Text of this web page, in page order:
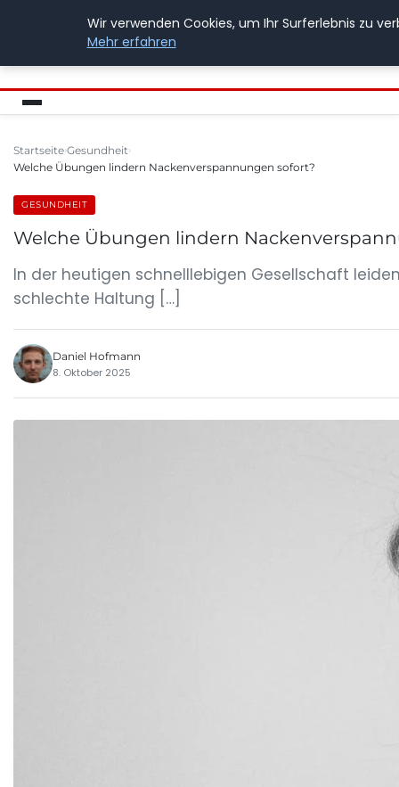
BUSSICHARLY
Startseite Gesundheit
Welche Übungen lindern Nackenverspannungen sofort?
GESUNDHEIT
Welche Übungen lindern
In der heutigen schnelllebigen Gesellschaft
schlechte Haltung […]
Daniel Hofmann
8. Oktober 2025
Wir verwenden Cookies, um Ihr Surferlebnis zu
Mehr erfahren